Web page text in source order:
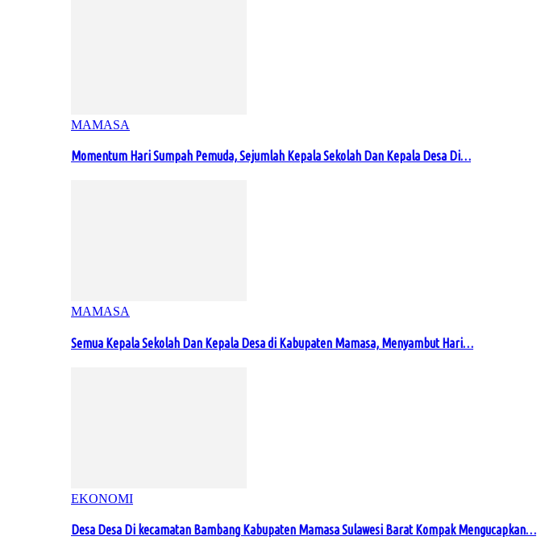
MAMASA
Momentum Hari Sumpah Pemuda, Sejumlah Kepala Sekolah Dan Kepala Desa Di…
MAMASA
Semua Kepala Sekolah Dan Kepala Desa di Kabupaten Mamasa, Menyambut Hari…
EKONOMI
Desa Desa Di kecamatan Bambang Kabupaten Mamasa Sulawesi Barat Kompak Mengucapkan…